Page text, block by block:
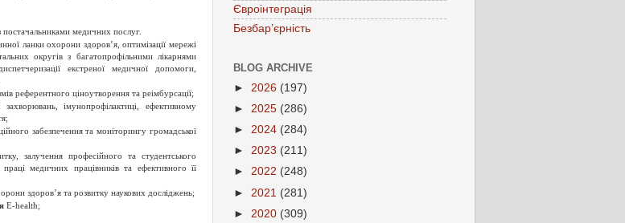
постачальниками медичних послуг.
ланки охорони здоров’я, оптимізації мережі
округів з багатопрофільними лікарнями
екстреної медичної допомоги,
референтного ціноутворення та реімбурсації;
імунопрофілактиці, ефективному
забезпечення та моніторингу громадської
залучення професійного та студентського
медичних працівників та ефективного її
здоров’я та розвитку наукових досліджень;
E-health;
Євроінтеграція
Безбар’єрність
BLOG ARCHIVE
► 2026 (197)
► 2025 (286)
► 2024 (284)
► 2023 (211)
► 2022 (248)
► 2021 (281)
► 2020 (309)